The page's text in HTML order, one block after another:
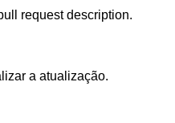
request description.
a atualização.